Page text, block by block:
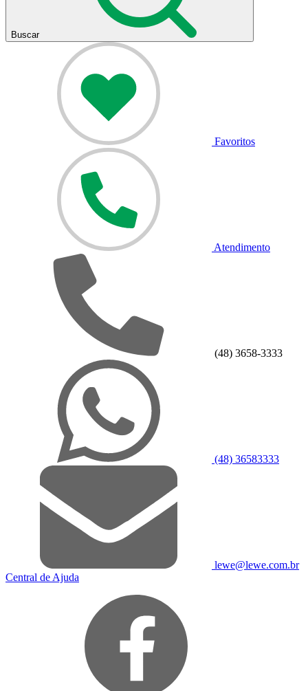
Buscar
Favoritos
Atendimento
(48) 3658-3333
(48) 36583333
lewe@lewe.com.br
Central de Ajuda